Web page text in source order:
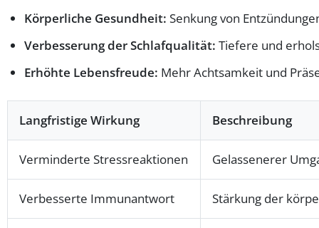
Körperliche Gesundheit: Senkung von
Verbesserung der Schlafqualität: Tiefere und
Erhöhte Lebensfreude: Mehr Achtsamkeit und
Langfristige Wirkung Beschreibung
Verminderte Stressreaktionen Gelassenerer
Verbesserte Immunantwort Stärkung der